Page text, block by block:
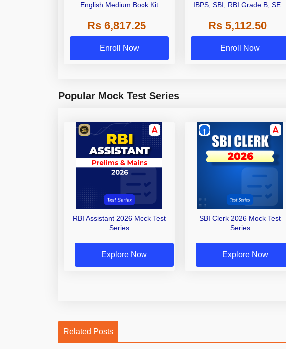
English Medium Book Kit
Rs 6,817.25
Enroll Now
IBPS, SBI, RBI Grade B, SEBI
Other Grade A & Grade B Bank
Exams
Rs 5,112.50
Enroll Now
Popular Mock Test Series
RBI Assistant 2026 Mock Test
Series
Explore Now
SBI Clerk 2026 Mock Test
Series
Explore Now
Related Posts